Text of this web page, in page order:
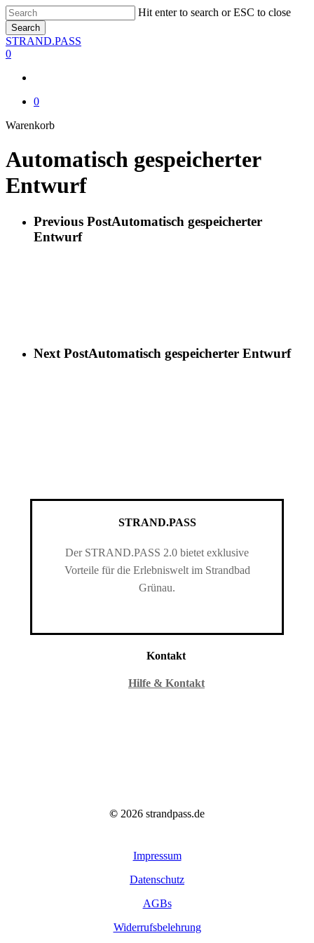
Skip
to
main
content
Hit enter to search or ESC to close
Search
Close
Search
STRAND.PASS
0
0
WarenkorbClose
Automatisch gespeicherter
Entwurf
Previous PostAutomatisch gespeicherter
Entwurf
Next PostAutomatisch gespeicherter Entwurf
STRAND.PASS
Der STRAND.PASS 2.0 bietet exklusive
Vorteile für die Erlebniswelt im Strandbad
Grünau.
Kontakt
Hilfe & Kontakt
© 2026 strandpass.de
Impressum
Datenschutz
AGBs
Widerrufsbelehrung